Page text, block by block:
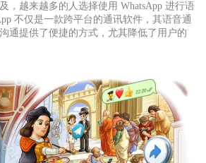
，越来越多的人选择使用 WhatsApp 进行语
不仅是一款跨平台的通讯软件，其语音通
通提供了便捷的方式，尤其降低了用户的